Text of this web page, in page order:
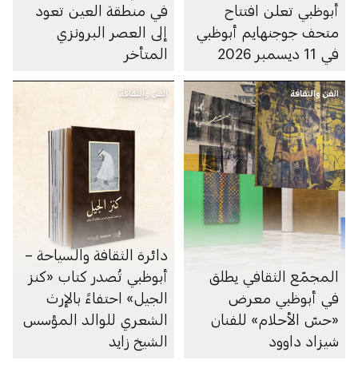
أبوظبي تعلن افتتاح
متحف جوجنهايم أبوظبي
في 11 ديسمبر 2026
في منطقة العين تعود
إلى العصر البرونزي
المتأخر
الفن والثقافة
المجمّع الثقافي يطلق
في أبوظبي معرض
«حسّ الأحلام» للفنان
شيزاد داوود
الفن والثقافة
دائرة الثقافة والسياحة –
أبوظبي تُصدر كتاب «كنز
الجيل» احتفاءً بالإرث
الشعري للوالد المؤسس
الشيخ زايد